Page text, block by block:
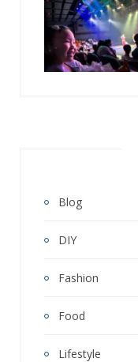
Blog
DIY
Fashion
Food
Lifestyle